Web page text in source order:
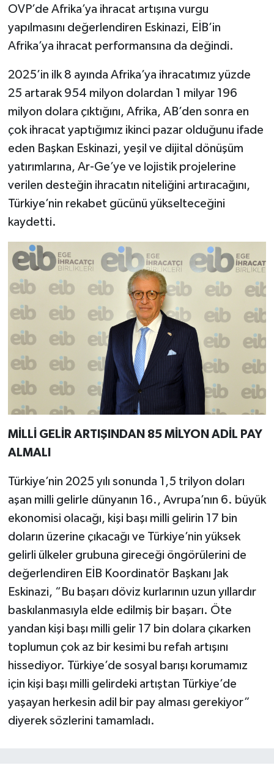
OVP’de Afrika’ya ihracat artışına vurgu
yapılmasını değerlendiren Eskinazi, EİB’in
Afrika’ya ihracat performansına da değindi.
2025’in ilk 8 ayında Afrika’ya ihracatımız yüzde
25 artarak 954 milyon dolardan 1 milyar 196
milyon dolara çıktığını, Afrika, AB’den sonra en
çok ihracat yaptığımız ikinci pazar olduğunu ifade
eden Başkan Eskinazi, yeşil ve dijital dönüşüm
yatırımlarına, Ar-Ge’ye ve lojistik projelerine
verilen desteğin ihracatın niteliğini artıracağını,
Türkiye’nin rekabet gücünü yükselteceğini
kaydetti.
MİLLİ GELİR ARTIŞINDAN 85 MİLYON ADİL PAY
ALMALI
Türkiye’nin 2025 yılı sonunda 1,5 trilyon doları
aşan milli gelirle dünyanın 16., Avrupa’nın 6. büyük
ekonomisi olacağı, kişi başı milli gelirin 17 bin
doların üzerine çıkacağı ve Türkiye’nin yüksek
gelirli ülkeler grubuna gireceği öngörülerini de
değerlendiren EİB Koordinatör Başkanı Jak
Eskinazi, “Bu başarı döviz kurlarının uzun yıllardır
baskılanmasıyla elde edilmiş bir başarı. Öte
yandan kişi başı milli gelir 17 bin dolara çıkarken
toplumun çok az bir kesimi bu refah artışını
hissediyor. Türkiye’de sosyal barışı korumamız
için kişi başı milli gelirdeki artıştan Türkiye’de
yaşayan herkesin adil bir pay alması gerekiyor”
diyerek sözlerini tamamladı.